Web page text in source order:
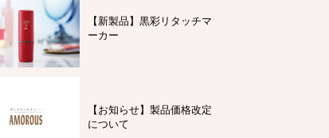
【新製品】黒彩リタッチマ
ーカー
【お知らせ】製品価格改定
について